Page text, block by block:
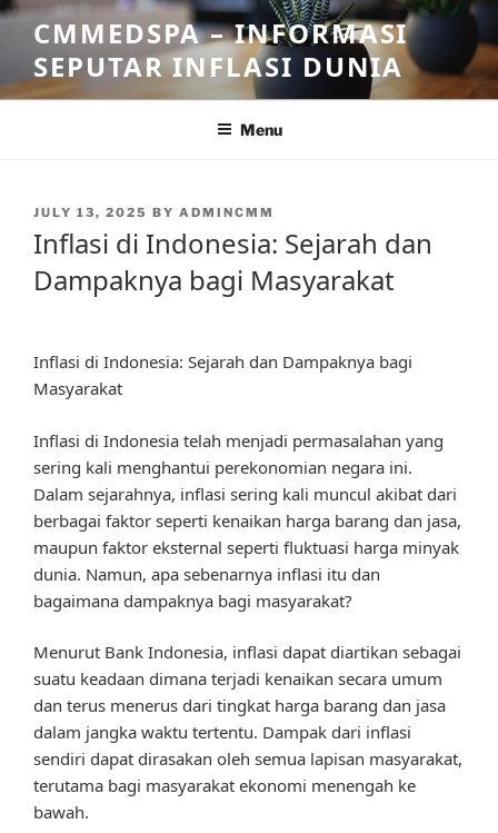
Skip
content
CMMEDSPA – INFORMASI
SEPUTAR INFLASI DUNIA
Menu
POSTED
JULY 13, 2025 BY ADMINCMM
Inflasi di Indonesia: Sejarah dan
Dampaknya bagi Masyarakat
Inflasi di Indonesia: Sejarah dan Dampaknya bagi
Masyarakat
Inflasi di Indonesia telah menjadi permasalahan yang
sering kali menghantui perekonomian negara ini.
Dalam sejarahnya, inflasi sering kali muncul akibat dari
berbagai faktor seperti kenaikan harga barang dan jasa,
maupun faktor eksternal seperti fluktuasi harga minyak
dunia. Namun, apa sebenarnya inflasi itu dan
bagaimana dampaknya bagi masyarakat?
Menurut Bank Indonesia, inflasi dapat diartikan sebagai
suatu keadaan dimana terjadi kenaikan secara umum
dan terus menerus dari tingkat harga barang dan jasa
dalam jangka waktu tertentu. Dampak dari inflasi
sendiri dapat dirasakan oleh semua lapisan masyarakat,
terutama bagi masyarakat ekonomi menengah ke
bawah.